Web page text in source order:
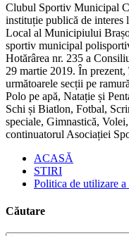
Clubul Sportiv Municipal
instituție publică de
Local al Municipiului
sportiv municipal
Hotărârea nr. 235 a
29 martie 2019. În
următoarele secții pe
Polo pe apă, Natație și
Schi și Biatlon, Fotbal,
speciale, Gimnastică,
continuatorul Asociației
ACASĂ
STIRI
Politica de utilizare
Căutare